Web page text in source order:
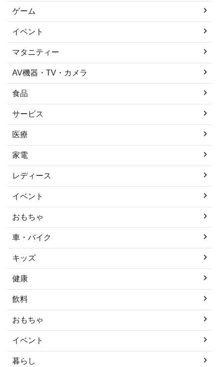
ゲーム
イベント
マタニティー
AV機器・TV・カメラ
食品
サービス
医療
家電
レディース
イベント
おもちゃ
車・バイク
キッズ
健康
飲料
おもちゃ
イベント
暮らし